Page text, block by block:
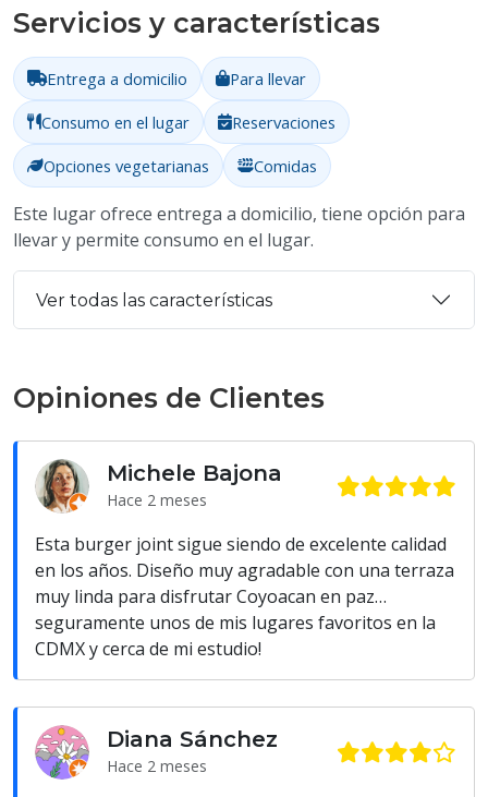
Servicios y características
Entrega a domicilio
Para llevar
Consumo en el lugar
Reservaciones
Opciones vegetarianas
Comidas
Este lugar ofrece entrega a domicilio, tiene opción para
llevar y permite consumo en el lugar.
Ver todas las características
Opiniones de Clientes
Michele Bajona
Hace 2 meses
Esta burger joint sigue siendo de excelente calidad
en los años. Diseño muy agradable con una terraza
muy linda para disfrutar Coyoacan en paz…
seguramente unos de mis lugares favoritos en la
CDMX y cerca de mi estudio!
Diana Sánchez
Hace 2 meses